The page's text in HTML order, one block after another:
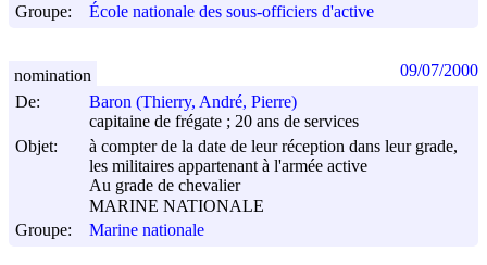
Groupe:
École nationale des sous-officiers d'active
De:
Baron (Thierry, André, Pierre)
capitaine de frégate ; 20 ans de services
Objet:
à compter de la date de leur réception dans leur grade,
les militaires appartenant à l'armée active
Au grade de chevalier
MARINE NATIONALE
Groupe:
Marine nationale
nomination 09/07/2000